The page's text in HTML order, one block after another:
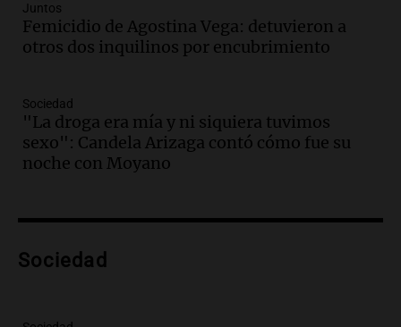
Episodios
Audio.Controversia en el peronismo
Panorama Federal
Episodios
Audio.Mateo Bouniba, joven de Villa
María, necesita un trasplante de médula
Audio.
Juntos
Femicidio de Agostina Vega: detuvieron a
otros dos inquilinos por encubrimiento
Sociedad
"La droga era mía y ni siquiera tuvimos
sexo": Candela Arizaga contó cómo fue su
noche con Moyano
Sociedad